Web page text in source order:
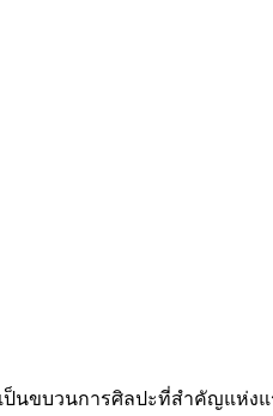
นขบวนการศิลปะที่สำคัญแห่ง